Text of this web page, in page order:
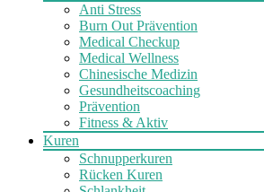
Anti Stress
Burn Out Prävention
Medical Checkup
Medical Wellness
Chinesische Medizin
Gesundheitscoaching
Prävention
Fitness & Aktiv
Kuren
Schnupperkuren
Rücken Kuren